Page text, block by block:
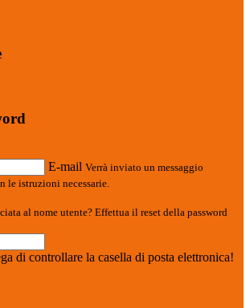
E-mail Verrà inviato un messaggio
le istruzioni necessarie.
al nome utente? Effettua il reset della password
di controllare la casella di posta elettronica!